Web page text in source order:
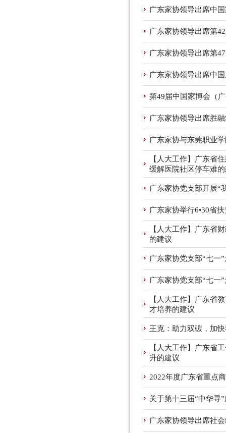
广东家协领导出席中
广东家协领导出席第
广东家协领导出席第
广东家协领导出席中
第49届中国家博会（
广东家协领导出席胜
广东家协与东莞职业
【人大工作】广东省
缓解医院社区停车难
广东家协党支部开展“
广东家协举行6•30省
【人大工作】广东省
的建议
广东家协党支部“七一
广东家协党支部“七一
【人大工作】广东省
才培养的建议
王克：助力双碳，加
【人大工作】广东省
升的建议
2022年度广东省重点
关于第十三届“中华寻
广东家协领导出席社